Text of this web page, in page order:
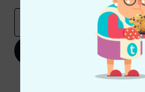
Jetzt
Mit Klick auf „Jetzt anmelden“